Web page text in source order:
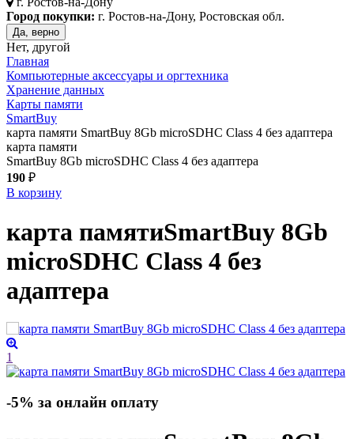
Город покупки: г. Ростов-на-Дону, Ростовская обл.
Да, верно
Нет, другой
Главная
Компьютерные аксессуары и оргтехника
Хранение данных
Карты памяти
SmartBuy
карта памяти SmartBuy 8Gb microSDHC Class 4 без адаптера
карта памяти
SmartBuy 8Gb microSDHC Class 4 без адаптера
190 ₽
В корзину
карта памятиSmartBuy 8Gb
microSDHC Class 4 без
адаптера
1
-5% за онлайн оплату